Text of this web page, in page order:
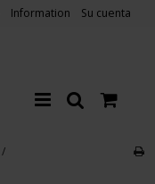
Information Su cuenta
/